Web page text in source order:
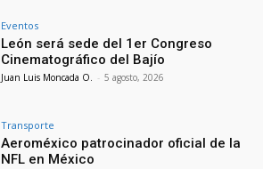
Eventos
León será sede del 1er Congreso
Cinematográfico del Bajío
Juan Luis Moncada O. - 5 agosto, 2026
Transporte
Aeroméxico patrocinador oficial de la
NFL en México